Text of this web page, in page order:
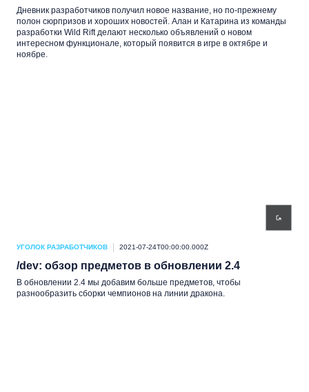
Дневник разработчиков получил новое название, но по-прежнему
полон сюрпризов и хороших новостей. Алан и Катарина из команды
разработки Wild Rift делают несколько объявлений о новом
интересном функционале, который появится в игре в октябре и
ноябре.
УГОЛОК РАЗРАБОТЧИКОВ 2021-07-24T00:00:00.000Z
/dev: обзор предметов в обновлении 2.4
В обновлении 2.4 мы добавим больше предметов, чтобы
разнообразить сборки чемпионов на линии дракона.